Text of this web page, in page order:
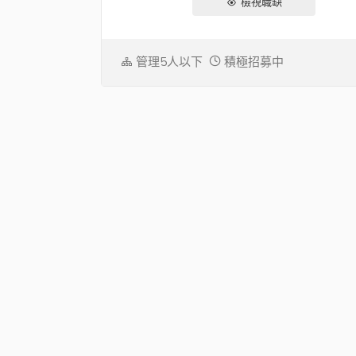
管理5人以下 積極招募中